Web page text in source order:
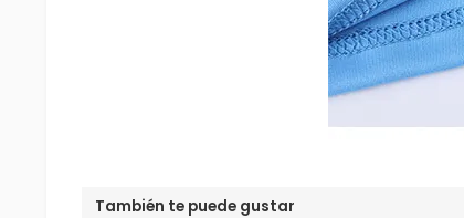
También te puede gustar